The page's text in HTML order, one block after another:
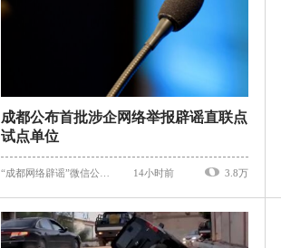
成都公布首批涉企网络举报辟谣直联点
试点单位
14小时前 3.8万